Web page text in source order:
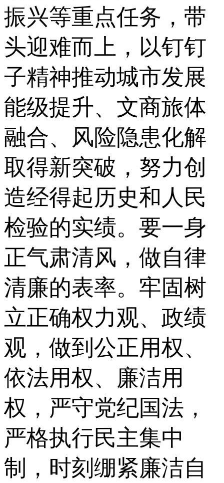
振兴等重点任务，带
头迎难而上，以钉钉
子精神推动城市发展
能级提升、文商旅体
融合、风险隐患化解
取得新突破，努力创
造经得起历史和人民
检验的实绩。要一身
正气肃清风，做自律
清廉的表率。牢固树
立正确权力观、政绩
观，做到公正用权、
依法用权、廉洁用
权，严守党纪国法，
严格执行民主集中
制，时刻绷紧廉洁自